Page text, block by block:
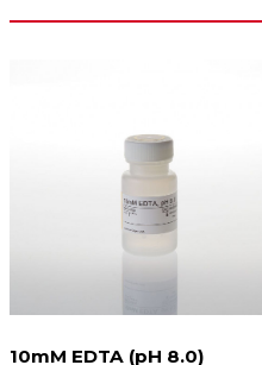
10mM EDTA (pH 8.0)